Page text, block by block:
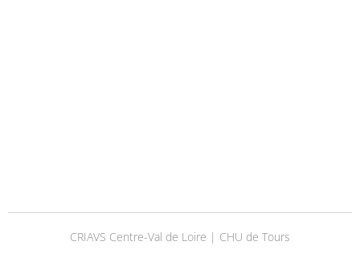
CRIAVS Centre-Val de Loire | CHU de Tours